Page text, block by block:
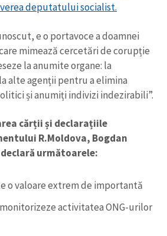
deputatului socialist.
e o portavoce a doamnei
mimează cercetări de corupție
la anumite organe: la
alte agenții pentru a elimina
și anumiți indivizi indezirabili”.
cărții și declarațiile
R.Moldova, Bogdan
următoarele:
o valoare extrem de importantă
activitatea ONG-urilor